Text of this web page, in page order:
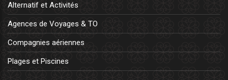
Alternatif et Activités
Agences de Voyages & TO
Compagnies aériennes
Plages et Piscines